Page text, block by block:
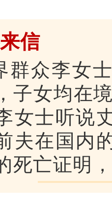
信
群众李女
子女均在
女士听说
夫在国内
死亡证明